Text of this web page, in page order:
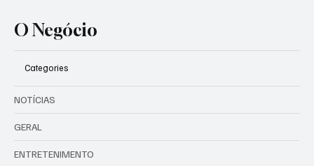
O Negócio
Categories
NOTÍCIAS
GERAL
ENTRETENIMENTO